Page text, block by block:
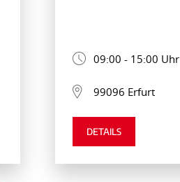
09:00 - 15:00 Uhr
99096 Erfurt
DETAILS